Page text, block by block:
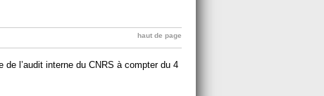
haut de page
l’audit interne du CNRS à compter du 4